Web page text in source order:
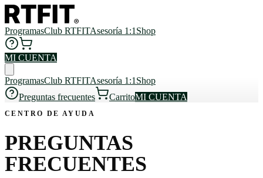
ProgramasClub RTFITAsesoría 1:1 Shop
MI CUENTA
ProgramasClub RTFITAsesoría 1:1 Shop
Preguntas frecuentes
CarritoMI CUENTA
CENTRO DE AYUDA
PREGUNTAS
FRECUENTES